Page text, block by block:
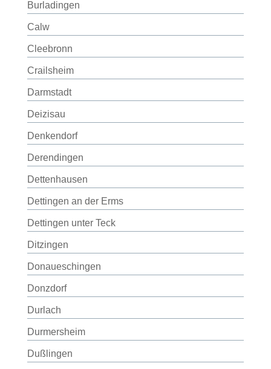
Burladingen
Calw
Cleebronn
Crailsheim
Darmstadt
Deizisau
Denkendorf
Derendingen
Dettenhausen
Dettingen an der Erms
Dettingen unter Teck
Ditzingen
Donaueschingen
Donzdorf
Durlach
Durmersheim
Dußlingen